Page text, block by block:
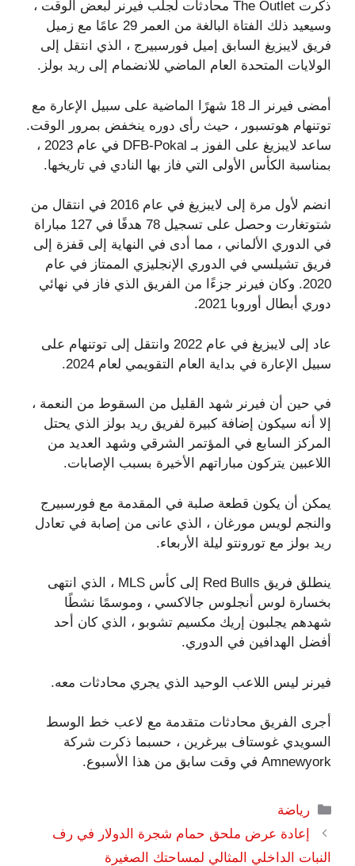
ذكرت The Outlet محادثات لجلب فيرنر لبعض الوقت ،
وسيعيد ذلك الفتاة البالغة من العمر 29 عامًا مع زميل
فريق لايبزيغ السابق إميل فورسبيرج ، الذي انتقل إلى
الولايات المتحدة العام الماضي للانضمام إلى ريد بولز.
أمضى فيرنر الـ 18 شهرًا الماضية على سبيل الإعارة مع
توتنهام هوتسبور ، حيث رأى دوره ينخفض ​​بمرور الوقت.
ساعد لايبزيغ على الفوز بـ DFB-Pokal في عام 2023 ،
بمناسبة الكأس الأولى التي فاز بها النادي في تاريخها.
انضم لأول مرة إلى لايبزيغ في عام 2016 في انتقال من
شتوتغارت وحصل على تسجيل 78 هدفًا في 127 مباراة
في الدوري الألماني ، مما أدى في النهاية إلى قفزة إلى
فريق تشيلسي في الدوري الإنجليزي الممتاز في عام
2020. وكان فيرنر جزءًا من الفريق الذي فاز في نهائي
دوري أبطال أوروبا 2021.
عاد إلى لايبزيغ في عام 2022 وانتقل إلى توتنهام على
سبيل الإعارة في بداية العام التقويمي لعام 2024.
في حين أن فيرنر شهد القليل من السقوط من النعمة ،
إلا أنه سيكون إضافة كبيرة لفريق ريد بولز الذي يحتل
المركز السابع في المؤتمر الشرقي وشهد العديد من
اللاعبين يتركون مباراتهم الأخيرة بسبب الإصابات.
يمكن أن يكون قطعة صلبة في المقدمة مع فورسبيرج
والنجم لويس مورغان ، الذي عانى من إصابة في تعادل
ريد بولز مع تورونتو ليلة الأربعاء.
ينطلق فريق Red Bulls إلى كأس MLS ، الذي انتهى
بخسارة لوس أنجلوس جالاكسي ، وموسمًا نشطًا
شهدهم يجلبون إريك مكسيم تشوبو ، الذي كان أحد
أفضل الهدافين في الدوري.
فيرنر ليس اللاعب الوحيد الذي يجري محادثات معه.
أجرى الفريق محادثات متقدمة مع لاعب خط الوسط
السويدي غوستاف بيرغرين ، حسبما ذكرت شركة
Amnewyork في وقت سابق من هذا الأسبوع.
التصنيفات
رياضة
إعادة عرض ملحق حمام شجرة الدولار في رف
النبات الداخلي المثالي لمساحتك الصغيرة